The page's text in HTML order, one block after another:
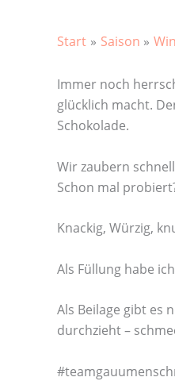
Start Saison
Immer noch
glücklich macht.
Schokolade.
Wir zaubern
Schon mal
Knackig, Würzig,
Als Füllung habe
Als Beilage gibt es
durchzieht –